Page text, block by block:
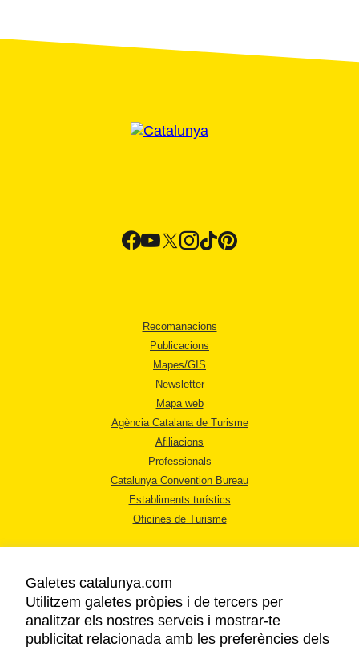
Recomanacions
Publicacions
Mapes/GIS
Newsletter
Mapa web
Agència Catalana de Turisme
Afiliacions
Professionals
Catalunya Convention Bureau
Establiments turístics
Oficines de Turisme
AVÍS LEGAL
Galetes catalunya.com
Utilitzem galetes pròpies i de tercers per
analitzar els nostres serveis i mostrar-te
publicitat relacionada amb les preferències dels